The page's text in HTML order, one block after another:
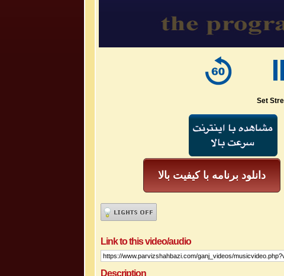
Set
دانلود برنامه با کیفیت بالا
Link to this video/audio
Description